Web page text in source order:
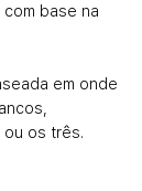
base na
em onde
os três.